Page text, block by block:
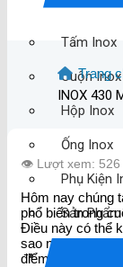
Tấm Inox
Cuộn Inox
Hộp Inox
Ống Inox
Phụ Kiện
Sản
Trang
INOX 430
👁️ Lượt xem: 526
Hôm nay chúng
phổ biến trong
Điều này có thể
sao nó lại quan
điểm và ứng